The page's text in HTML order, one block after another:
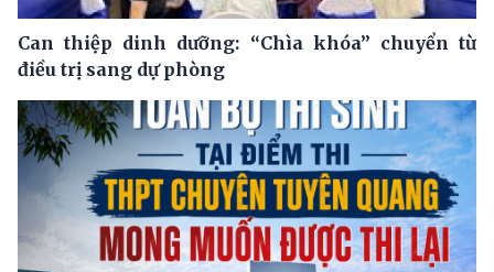
Can thiệp dinh dưỡng: “Chìa khóa” chuyển từ
điều trị sang dự phòng